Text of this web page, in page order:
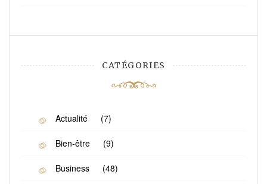
CATÉGORIES
Actualité (7)
Bien-être (9)
Business (48)